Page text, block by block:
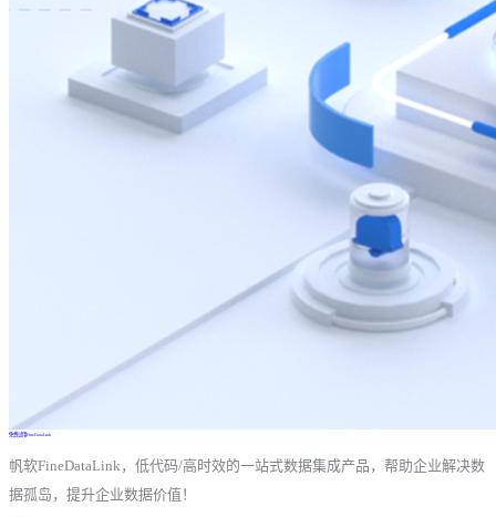
免费试用FineDataLink
帆软FineDataLink，低代码/高时效的一站式数据集成产品，帮助企业解决数
据孤岛，提升企业数据价值！